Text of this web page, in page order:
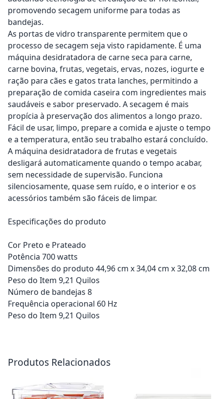
promovendo secagem uniforme para todas as
bandejas.
As portas de vidro transparente permitem que o
processo de secagem seja visto rapidamente. É uma
máquina desidratadora de carne seca para carne,
carne bovina, frutas, vegetais, ervas, nozes, iogurte e
ração para cães e gatos trata lanches, permitindo a
preparação de comida caseira com ingredientes mais
saudáveis e sabor preservado. A secagem é mais
propícia à preservação dos alimentos a longo prazo.
Fácil de usar, limpo, prepare a comida e ajuste o tempo
e a temperatura, então seu trabalho estará concluído.
A máquina desidratadora de frutas e vegetais
desligará automaticamente quando o tempo acabar,
sem necessidade de supervisão. Funciona
silenciosamente, quase sem ruído, e o interior e os
acessórios também são fáceis de limpar.
Especificações do produto
Cor Preto e Prateado
Potência 700 watts
Dimensões do produto 44,96 cm x 34,04 cm x 32,08 cm
Peso do Item 9,21 Quilos
Número de bandejas 8
Frequência operacional 60 Hz
Peso do Item 9,21 Quilos
Produtos Relacionados
Adicionar ao carrinho